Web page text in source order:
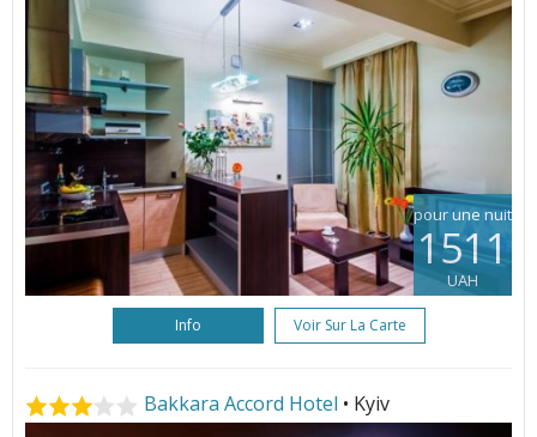
pour une nuit
1511
UAH
Info Voir Sur La Carte
Bakkara Accord Hotel • Kyiv